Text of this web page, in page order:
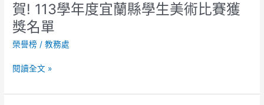
賀! 113學年度宜蘭縣學生美術比賽獲
獎名單
榮譽榜 /教務處
賀!
113
學
年
宜
縣
閱讀全文 »